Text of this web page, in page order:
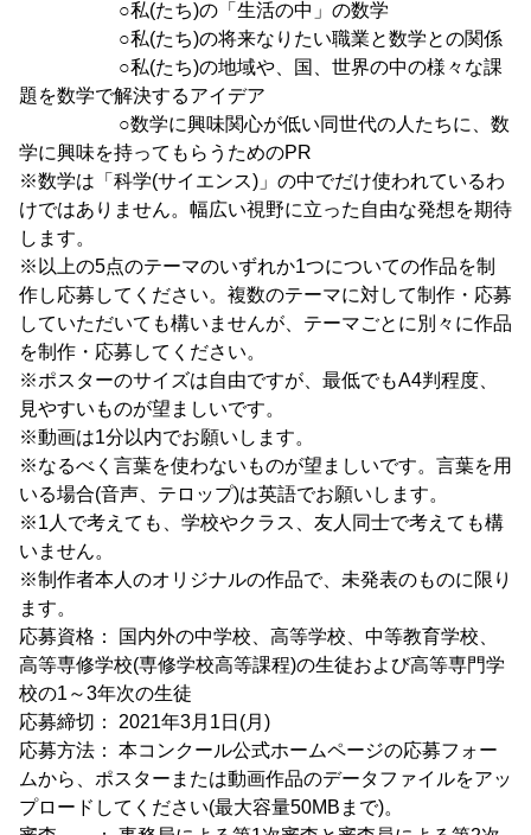
○私(たち)の「生活の中」の数学
○私(たち)の将来なりたい職業と数学との関係
○私(たち)の地域や、国、世界の中の様々な課
題を数学で解決するアイデア
○数学に興味関心が低い同世代の人たちに、数
学に興味を持ってもらうためのPR
※数学は「科学(サイエンス)」の中でだけ使われているわ
けではありません。幅広い視野に立った自由な発想を期待
します。
※以上の5点のテーマのいずれか1つについての作品を制
作し応募してください。複数のテーマに対して制作・応募
していただいても構いませんが、テーマごとに別々に作品
を制作・応募してください。
※ポスターのサイズは自由ですが、最低でもA4判程度、
見やすいものが望ましいです。
※動画は1分以内でお願いします。
※なるべく言葉を使わないものが望ましいです。言葉を用
いる場合(音声、テロップ)は英語でお願いします。
※1人で考えても、学校やクラス、友人同士で考えても構
いません。
※制作者本人のオリジナルの作品で、未発表のものに限り
ます。
応募資格： 国内外の中学校、高等学校、中等教育学校、
高等専修学校(専修学校高等課程)の生徒および高等専門学
校の1～3年次の生徒
応募締切： 2021年3月1日(月)
応募方法： 本コンクール公式ホームページの応募フォー
ムから、ポスターまたは動画作品のデータファイルをアッ
プロードしてください(最大容量50MBまで)。